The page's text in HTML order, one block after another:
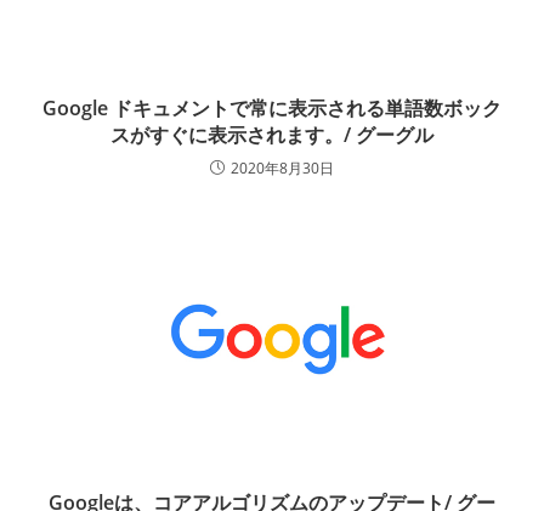
Google ドキュメントで常に表示される単語数ボック
スがすぐに表示されます。/ グーグル
2020年8月30日
Googleは、コアアルゴリズムのアップデート/ グー